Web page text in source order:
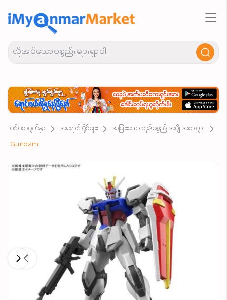
ပင်မစာမျက်နှာ အရောင်းပို့စ်များ
အခြားသော ကုန်ပစ္စည်းအမျိုးအစားများ
Gundam
Previous
Next